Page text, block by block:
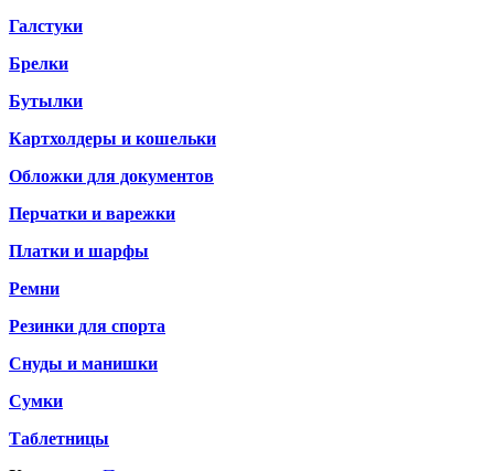
Галстуки
Брелки
Бутылки
Картхолдеры и кошельки
Обложки для документов
Перчатки и варежки
Платки и шарфы
Ремни
Резинки для спорта
Снуды и манишки
Сумки
Таблетницы